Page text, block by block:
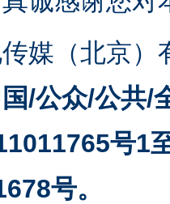
媒（北京）
/公众/公共/
号1
号。